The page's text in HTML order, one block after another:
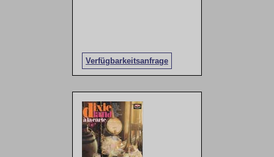
Verfügbarkeitsanfrage